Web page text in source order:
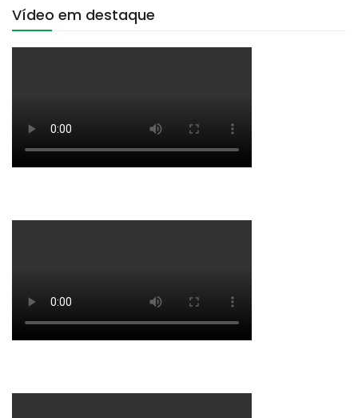
Vídeo em destaque